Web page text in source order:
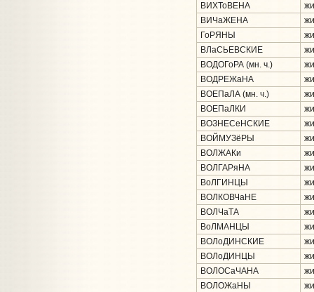
ВИХТоВЕНА
ВИЧаЖЕНА
ГоРЯНЫ
ВЛаСЬЕВСКИЕ
ВОДОГоРА (мн. ч.)
ВОДРЕЖаНА
ВОЕПаЛА (мн. ч.)
ВОЕПаЛКИ
ВОЗНЕСеНСКИЕ
ВОЙМУЗёРЫ
ВОЛЖАКи
ВОЛГАРяНА
ВоЛГИНЦЫ
ВОЛКОВЧаНЕ
ВОЛЧаТА
ВоЛМАНЦЫ
ВОЛоДИНСКИЕ
ВОЛоДИНЦЫ
ВОЛОСаЧАНА
ВОЛОЖаНЫ